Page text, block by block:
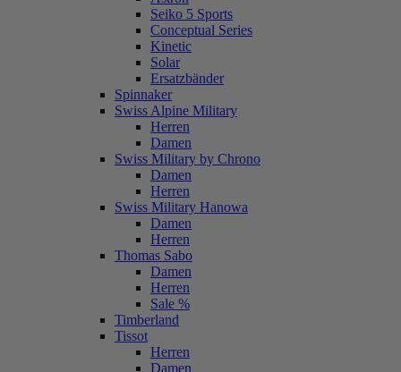
Seiko 5 Sports
Conceptual Series
Kinetic
Solar
Ersatzbänder
Spinnaker
Swiss Alpine Military
Herren
Damen
Swiss Military by Chrono
Damen
Herren
Swiss Military Hanowa
Damen
Herren
Thomas Sabo
Damen
Herren
Sale %
Timberland
Tissot
Herren
Damen